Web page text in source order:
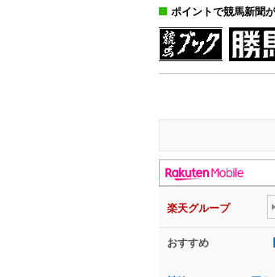
ポイントで競馬新聞
楽天グループ
おすすめ